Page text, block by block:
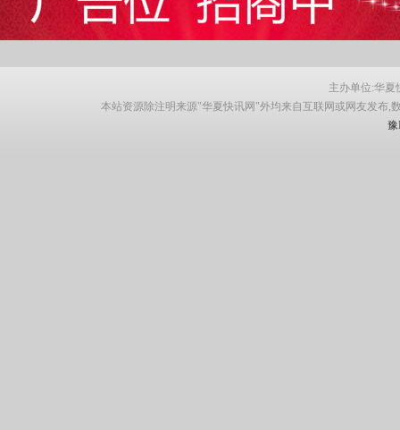
主办单位:华夏
本站资源除注明来源"华夏快讯网"外均来自互联网或网友发布,
豫